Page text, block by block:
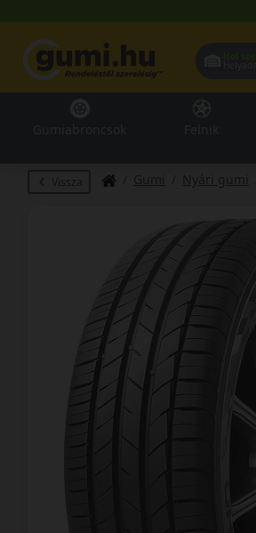
Vissza Gumi Nyári gumi